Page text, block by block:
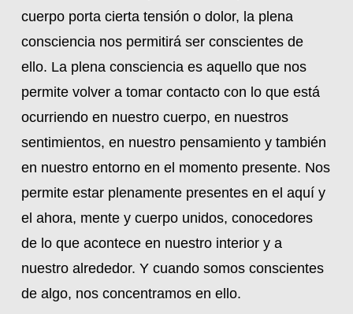
cuerpo porta cierta tensión o dolor, la plena
consciencia nos permitirá ser conscientes de
ello. La plena consciencia es aquello que nos
permite volver a tomar contacto con lo que está
ocurriendo en nuestro cuerpo, en nuestros
sentimientos, en nuestro pensamiento y también
en nuestro entorno en el momento presente. Nos
permite estar plenamente presentes en el aquí y
el ahora, mente y cuerpo unidos, conocedores
de lo que acontece en nuestro interior y a
nuestro alrededor. Y cuando somos conscientes
de algo, nos concentramos en ello.